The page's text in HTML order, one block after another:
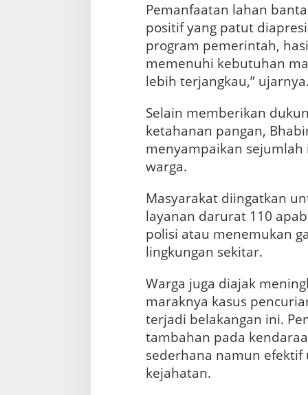
a
r
n
S
u
n
a
i
Pemanfaatan lahan
positif yang patut
program pemerintah,
memenuhi kebutuhan
lebih terjangkau,” ujarnya.
Selain memberikan
ketahanan pangan,
menyampaikan
warga.
Masyarakat diingatkan
layanan darurat 110
polisi atau menemukan
lingkungan sekitar.
Warga juga diajak
maraknya kasus
terjadi belakangan ini.
tambahan pada
sederhana namun
kejahatan.